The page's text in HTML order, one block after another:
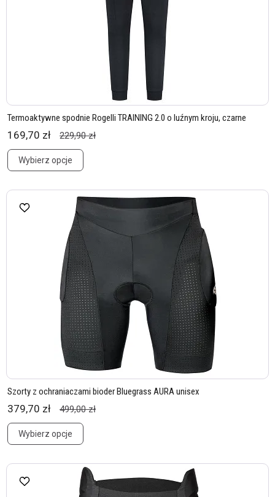
Termoaktywne spodnie Rogelli TRAINING 2.0 o luźnym kroju, czarne
169,70 zł 229,90 zł
Wybierz opcje
Szorty z ochraniaczami bioder Bluegrass AURA unisex
379,70 zł 499,00 zł
Wybierz opcje